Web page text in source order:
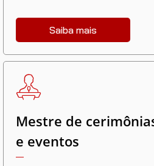
Saiba mais
Mestre de
e eventos